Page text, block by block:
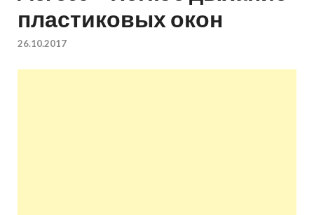
квартир недорого.
Восстановление и
пластиковых окон
26.10.2017